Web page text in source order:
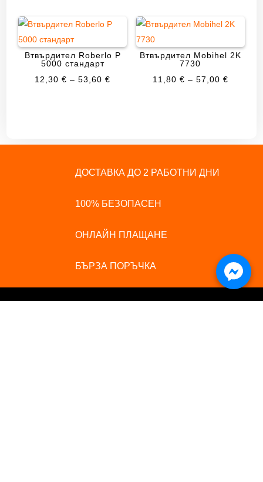
20,00 €
53,60 €
Втвърдител Roberlo P
5000 стандарт
12,30€ – 53,60€
Втвърдител Mobihel 2K
7730
11,80 € – 57,00 €PRICE
ДОСТАВКА ДО 2 РАБОТНИ ДНИ
100% БЕЗОПАСЕН
ОНЛАЙН ПЛАЩАНЕ
БЪРЗА ПОРЪЧКА